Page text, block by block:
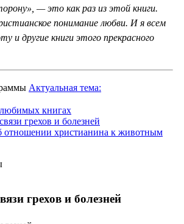
— это как раз из этой книги.
понимание любви. И я всем
и другие книги этого прекрасного
Актуальная тема:
книгах
грехов и болезней
отношении христианина к животным
грехов и болезней